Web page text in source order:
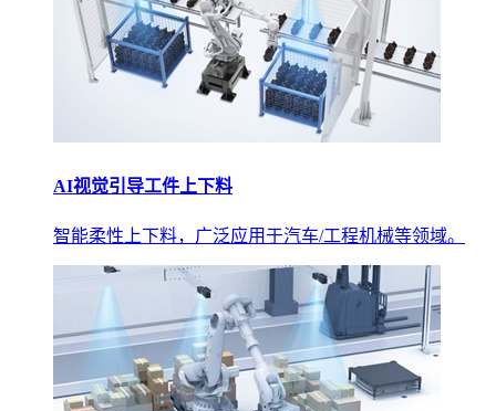
AI视觉引导工件上下料
智能柔性上下料，广泛应用于汽车/工程机械等领域。